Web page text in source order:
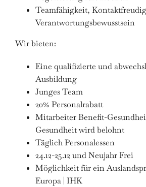
Teamfähigkeit,
Verantwortungsbewusstsein
Wir bieten:
Eine qualifizierte und
Ausbildung
Junges Team
20% Personalrabatt
Mitarbeiter Benefit-
Gesundheit wird belohnt
Täglich Personalessen
24.12-25.12 und Neujahr Frei
Möglichkeit für ein
Europa | IHK